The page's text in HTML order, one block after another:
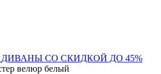
ДИВАНЫ СО СКИДКОЙ ДО 45%
велюр белый